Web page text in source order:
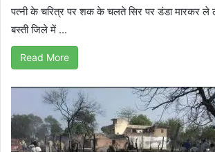
पत्नी के चरित्र पर शक के चलते सिर पर डंडा मारकर ले
बस्ती जिले में ...
Read More